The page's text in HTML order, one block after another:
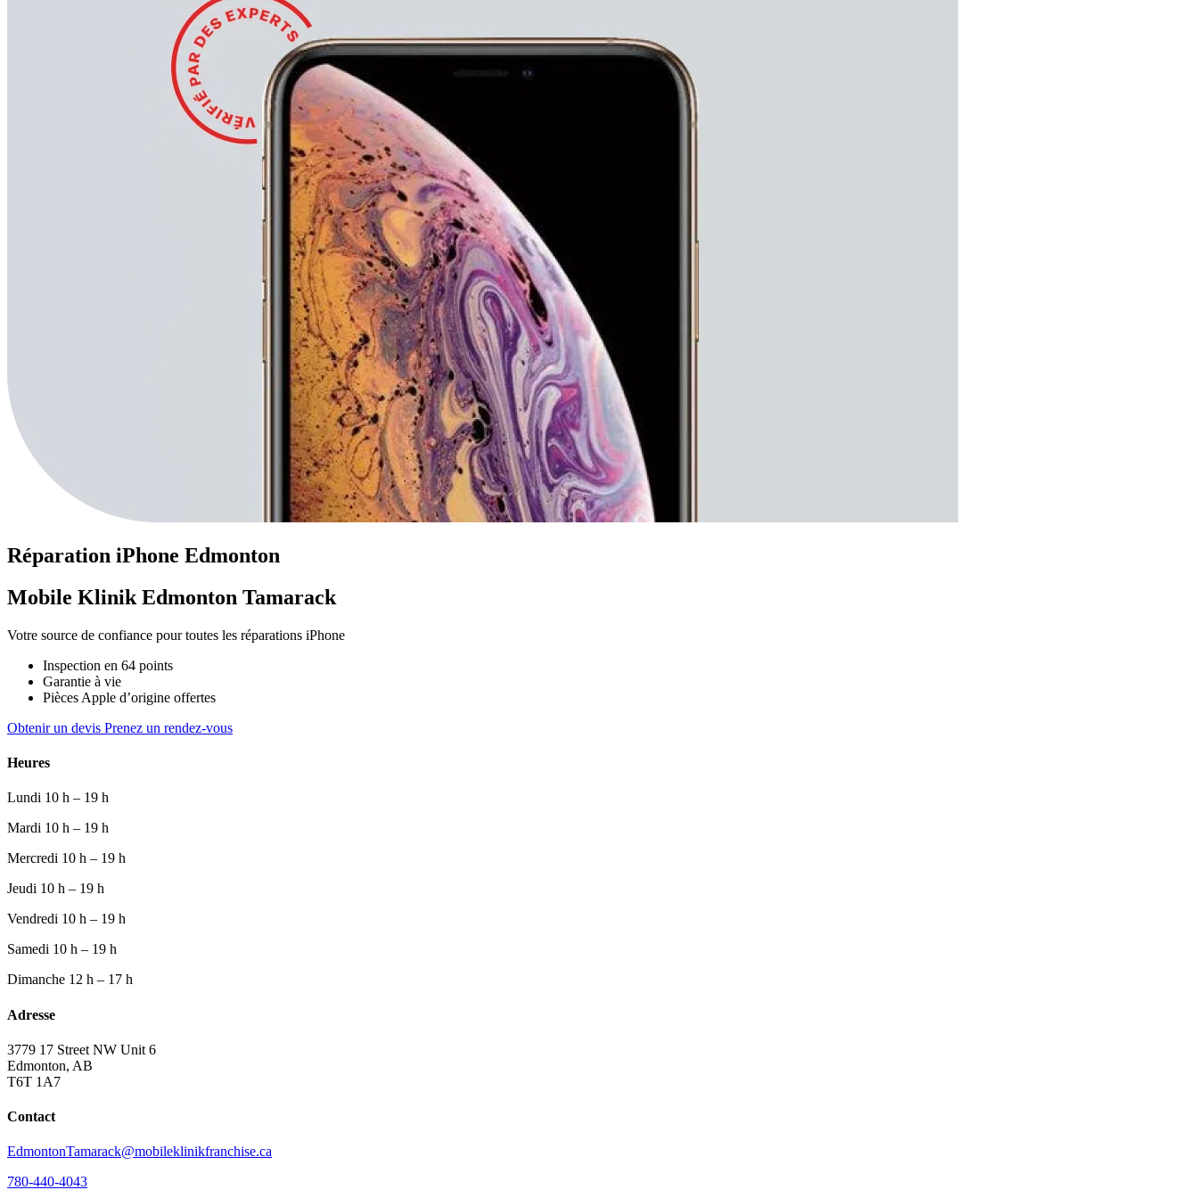
Réparation iPhone Edmonton
Mobile Klinik Edmonton Tamarack
Votre source de confiance pour toutes les réparations iPhone
Inspection en 64 points
Garantie à vie
Pièces Apple d’origine offertes
Obtenir un devis Prenez un rendez-vous
Heures
Lundi 10 h – 19 h
Mardi 10 h – 19 h
Mercredi 10 h – 19 h
Jeudi 10 h – 19 h
Vendredi 10 h – 19 h
Samedi 10 h – 19 h
Dimanche 12 h – 17 h
Adresse
3779 17 Street NW Unit 6
Edmonton, AB
T6T 1A7
Contact
EdmontonTamarack@mobileklinikfranchise.ca
780-440-4043